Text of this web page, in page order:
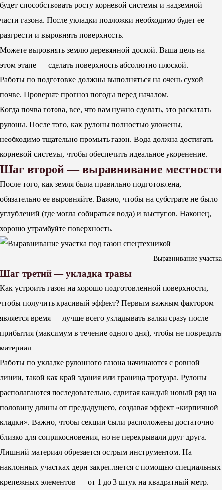
будет способствовать росту корневой системы и надземной
части газона. После укладки подложки необходимо будет ее
разгрести и выровнять поверхность.
Можете выровнять землю деревянной доской. Ваша цель на
этом этапе — сделать поверхность абсолютно плоской.
Работы по подготовке должны выполняться на очень сухой
почве. Проверьте прогноз погоды перед началом.
Когда почва готова, все, что вам нужно сделать, это раскатать
рулоны. После того, как рулоны полностью уложены,
необходимо тщательно промыть газон. Вода должна достигать
корневой системы, чтобы обеспечить идеальное укоренение.
Шаг второй — выравнивание местности
После того, как земля была правильно подготовлена,
обязательно ее выровняйте. Важно, чтобы на субстрате не было
углублений (где могла собираться вода) и выступов. Наконец,
хорошо утрамбуйте поверхность.
Выравнивание
Шаг третий — укладка травы
Как устроить газон на хорошо подготовленной поверхности,
чтобы получить красивый эффект? Первым важным фактором
является время — лучше всего укладывать валки сразу после
прибытия (максимум в течение одного дня), чтобы не повредить
материал.
Работы по укладке рулонного газона начинаются с ровной
линии, такой как край здания или граница тротуара. Рулоны
располагаются последовательно, сдвигая каждый новый ряд на
половину длины от предыдущего, создавая эффект «кирпичной
кладки». Важно, чтобы секции были расположены достаточно
близко для соприкосновения, но не перекрывали друг друга.
Лишний материал обрезается острым инструментом. На
наклонных участках дерн закрепляется с помощью специальных
крепежных элементов — от 1 до 3 штук на квадратный метр.